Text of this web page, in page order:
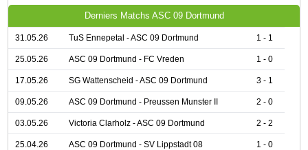
Derniers Matchs ASC 09 Dortmund
31.05.26 TuS Ennepetal - ASC 09 Dortmund 1 - 1
25.05.26 ASC 09 Dortmund - FC Vreden 1 - 0
17.05.26 SG Wattenscheid - ASC 09 Dortmund 3 - 1
09.05.26 ASC 09 Dortmund - Preussen Munster II 2 - 0
03.05.26 Victoria Clarholz - ASC 09 Dortmund 2 - 2
25.04.26 ASC 09 Dortmund - SV Lippstadt 08 1 - 0